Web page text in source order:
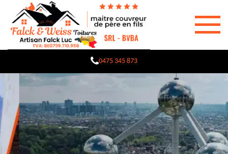
0475 345 873